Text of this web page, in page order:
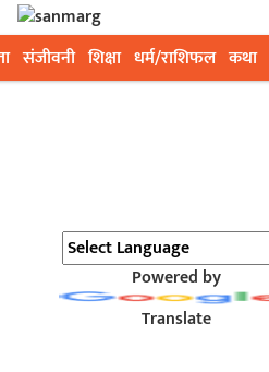
संजीवनी शिक्षा धर्म/राशिफल कथा
Powered by
Translate